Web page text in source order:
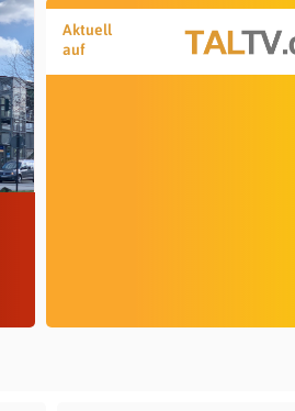
Aktuell
auf